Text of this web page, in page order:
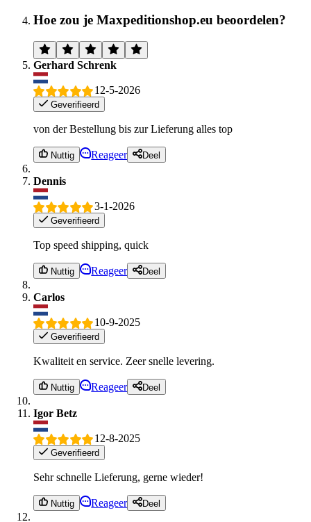
Hoe zou je Maxpeditionshop.eu beoordelen?
Gerhard Schrenk
12-5-2026
Geverifieerd
von der Bestellung bis zur Lieferung alles top
Nuttig Reageer Deel
Dennis
3-1-2026
Geverifieerd
Top speed shipping, quick
Nuttig Reageer Deel
Carlos
10-9-2025
Geverifieerd
Kwaliteit en service. Zeer snelle levering.
Nuttig Reageer Deel
Igor Betz
12-8-2025
Geverifieerd
Sehr schnelle Lieferung, gerne wieder!
Nuttig Reageer Deel